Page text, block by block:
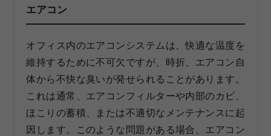
エアコン
オフィス内のエアコンシステムは、快適な温度を
維持するために不可欠ですが、時折、エアコン自
体から不快な臭いが発せられることがあります。
これは通常、エアコンフィルターや内部のカビ、
ほこりの蓄積、または不適切なメンテナンスに起
因します。このような問題がある場合、エアコン